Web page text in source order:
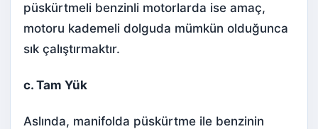
püskürtmeli benzinli motorlarda ise amaç,
motoru kademeli dolguda mümkün olduğunca
sık çalıştırmaktır.
c. Tam Yük
Aslında, manifolda püskürtme ile benzinin